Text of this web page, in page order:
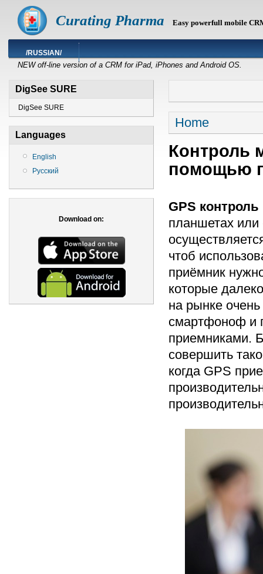
Curating Pharma Easy powerfull mobile
/RUSSIAN/
NEW off-line version of a CRM for iPad, iPhones and Android OS.
DigSee SURE
DigSee SURE
Languages
English
Русский
Download on:
Home
Контроль
помощью
GPS
планшетах
чтоб
приёмник
которые
на рынке
смартфоноф и
приемниками.
совершить
когда GPS